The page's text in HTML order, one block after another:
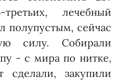
лечебный
полупустым, сейчас
силу. Собирали
- с мира по нитке,
закупили